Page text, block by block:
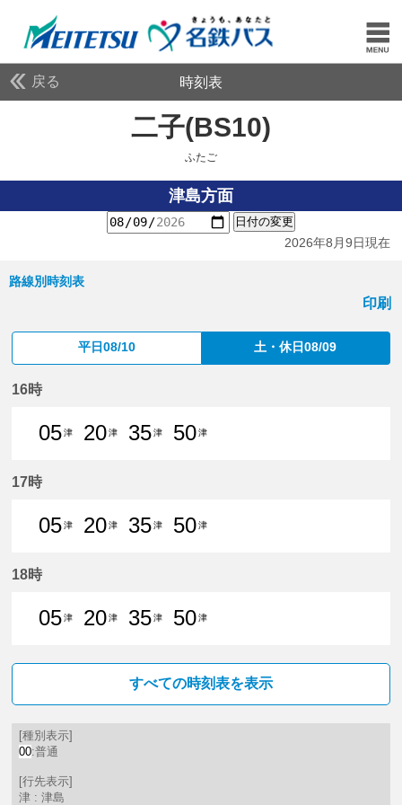
戻る 時刻表
二子(BS10)
ふたご
津島方面
日付の変更
2026年8月9日現在
路線別時刻表
印刷
平日08/10 土・休日08/09
16時
05津
20津
35津
50津
17時
05津
20津
35津
50津
18時
05津
20津
35津
50津
すべての時刻表を表示
[種別表示]
00:普通
[行先表示]
津 : 津島